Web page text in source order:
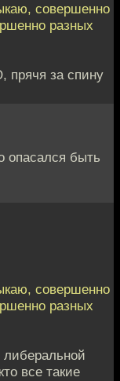
совершенно
разных
прячя за спину
опасался быть
совершенно
разных
либеральной
все такие